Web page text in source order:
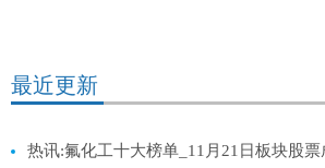
最近更新
热讯:氟化工十大榜单_11月21日板块股票